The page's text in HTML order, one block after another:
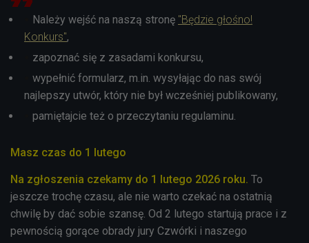
Należy wejść na naszą stronę "Będzie głośno!
Konkurs",
zapoznać się z zasadami konkursu,
wypełnić formularz, m.in. wysyłając do nas swój
najlepszy utwór, który nie był wcześniej publikowany,
pamiętajcie też o przeczytaniu regulaminu.
Masz czas do 1 lutego
Na zgłoszenia czekamy do 1 lutego 2026 roku. To
jeszcze trochę czasu, ale nie warto czekać na ostatnią
chwilę by dać sobie szansę. Od 2 lutego startują prace i z
pewnością gorące obrady jury Czwórki i naszego